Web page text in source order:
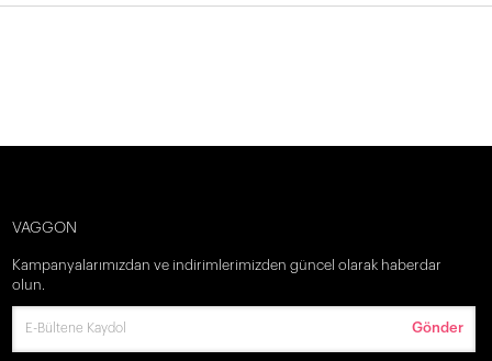
VAGGON
Kampanyalarımızdan ve indirimlerimizden güncel olarak haberdar
olun.
Gönder